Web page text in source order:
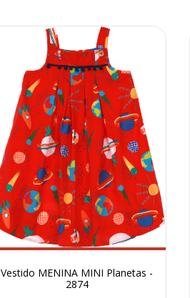
Vestido MENINA MINI Planetas -
2874